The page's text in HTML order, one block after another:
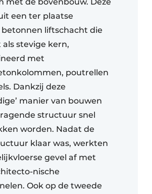
een ter plaatse
liftschacht die
stevige kern,
met
poutrellen
Dankzij deze
manier van bouwen
structuur snel
worden. Nadat de
klaar was, werkten
gevel af met
nische
Ook op de tweede